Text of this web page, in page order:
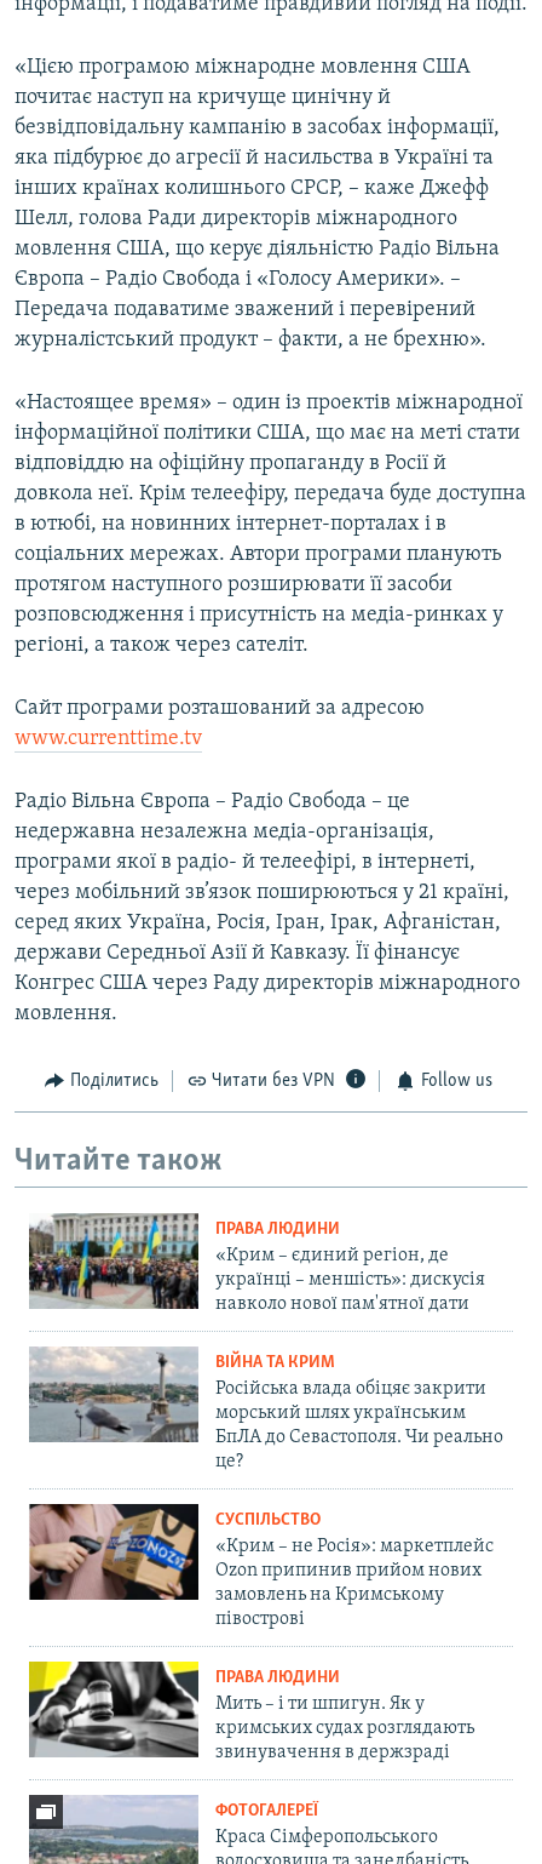
інформації, і подаватиме правдивий погляд на події.
«Цією програмою міжнародне мовлення США
почитає наступ на кричуще цинічну й
безвідповідальну кампанію в засобах інформації,
яка підбурює до агресії й насильства в Україні та
інших країнах колишнього СРСР, – каже Джефф
Шелл, голова Ради директорів міжнародного
мовлення США, що керує діяльністю Радіо Вільна
Європа – Радіо Свобода і «Голосу Америки». –
Передача подаватиме зважений і перевірений
журналістський продукт – факти, а не брехню».
«Настоящее время» – один із проектів міжнародної
інформаційної політики США, що має на меті стати
відповіддю на офіційну пропаганду в Росії й
довкола неї. Крім телеефіру, передача буде доступна
в ютюбі, на новинних інтернет-порталах і в
соціальних мережах. Автори програми планують
протягом наступного розширювати її засоби
розповсюдження і присутність на медіа-ринках у
регіоні, а також через сателіт.
Сайт програми розташований за адресою
www.currenttime.tv
Радіо Вільна Європа – Радіо Свобода – це
недержавна незалежна медіа-організація,
програми якої в радіо- й телеефірі, в інтернеті,
через мобільний зв’язок поширюються у 21 країні,
серед яких Україна, Росія, Іран, Ірак, Афганістан,
держави Середньої Азії й Кавказу. Її фінансує
Конгрес США через Раду директорів міжнародного
мовлення.
Поділитись Читати без VPN Follow us
Читайте також
ПРАВА ЛЮДИНИ
«Крим – єдиний регіон, де
українці – меншість»: дискусія
навколо нової пам'ятної дати
ВІЙНА ТА КРИМ
Російська влада обіцяє закрити
морський шлях українським
БпЛА до Севастополя. Чи реально
це?
СУСПІЛЬСТВО
«Крим – не Росія»: маркетплейс
Ozon припинив прийом нових
замовлень на Кримському
півострові
ПРАВА ЛЮДИНИ
Мить – і ти шпигун. Як у
кримських судах розглядають
звинувачення в держзраді
ФОТОГАЛЕРЕЇ
Краса Сімферопольського